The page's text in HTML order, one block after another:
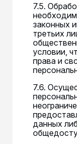
7.5.
законных
третьих
условии,
права и
7.6.
данных